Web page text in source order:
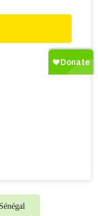
Sénégal